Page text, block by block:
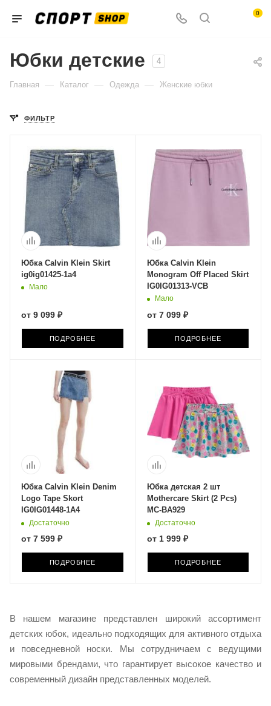
0
Юбки детские 4
Главная — Каталог — Одежда — Женские юбки
ФИЛЬТР
Юбка Calvin Klein Skirt
ig0ig01425-1a4
Мало
от 9 099 ₽
ПОДРОБНЕЕ
Юбка Calvin Klein
Monogram Off Placed Skirt
IG0IG01313-VCB
Мало
от 7 099 ₽
ПОДРОБНЕЕ
Юбка Calvin Klein Denim
Logo Tape Skort
IG0IG01448-1A4
Достаточно
от 7 599 ₽
ПОДРОБНЕЕ
Юбка детская 2 шт
Mothercare Skirt (2 Pcs)
MC-BA929
Достаточно
от 1 999 ₽
ПОДРОБНЕЕ
В нашем магазине представлен широкий ассортимент
детских юбок, идеально подходящих для активного отдыха
и повседневной носки. Мы сотрудничаем с ведущими
мировыми брендами, что гарантирует высокое качество и
современный дизайн представленных моделей.​